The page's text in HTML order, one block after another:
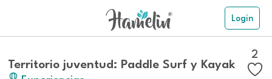
Login
Territorio juventud: Paddle Surf y Kayak
2